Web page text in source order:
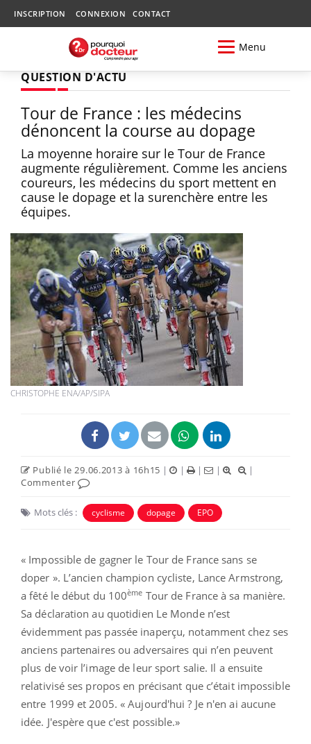
INSCRIPTION CONNEXION CONTACT
Menu
QUESTION D'ACTU
Tour de France : les médecins
dénoncent la course au dopage
La moyenne horaire sur le Tour de France
augmente régulièrement. Comme les anciens
coureurs, les médecins du sport mettent en
cause le dopage et la surenchère entre les
équipes.
CHRISTOPHE ENA/AP/SIPA
Publié le 29.06.2013 à 16h15 | | | |
|
Commenter
Mots clés : cyclisme dopage EPO
« Impossible de gagner le Tour de France sans se
doper ». L’ancien champion cycliste, Lance Armstrong,
a fêté le début du 100ème Tour de France à sa manière.
Sa déclaration au quotidien Le Monde n’est
évidemment pas passée inaperçu, notamment chez ses
anciens partenaires ou adversaires qui n’en peuvent
plus de voir l’image de leur sport salie. Il a ensuite
relativisé ses propos en précisant que c’était impossible
entre 1999 et 2005. « Aujourd'hui ? Je n'en ai aucune
idée. J'espère que c'est possible.»